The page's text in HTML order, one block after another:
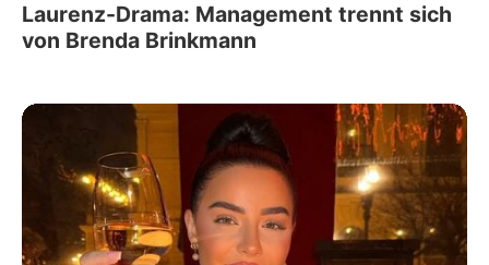
Laurenz-Drama: Management trennt sich
von Brenda Brinkmann